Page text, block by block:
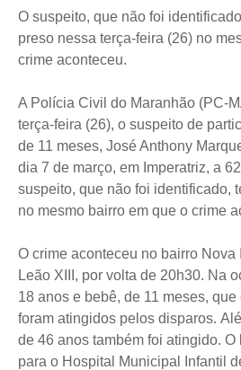
O suspeito, que não foi
preso nessa terça-feira (26) no
crime aconteceu.
A Polícia Civil do Maranhão (PC-
terça-feira (26), o suspeito de
de 11 meses, José Anthony
dia 7 de março, em Imperatriz, a
suspeito, que não foi identificado,
no mesmo bairro em que o crime
O crime aconteceu no bairro Nova
Leão XIII, por volta de 20h30. Na
18 anos e bebê, de 11 meses,
foram atingidos pelos disparos.
de 46 anos também foi atingido.
para o Hospital Municipal Infantil